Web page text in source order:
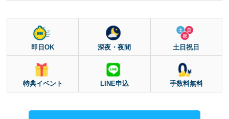
即日OK 深夜・夜間 土日祝日
特典イベント LINE申込 手数料無料